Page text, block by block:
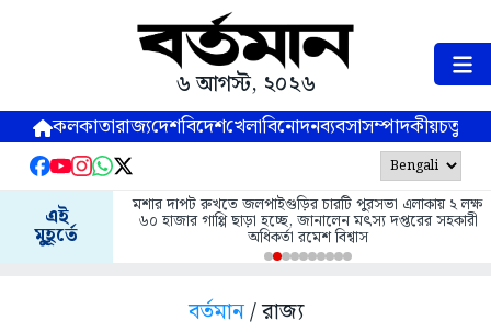
৬ আগস্ট, ২০২৬
কলকাতারাজ্যদেশবিদেশখেলাবিনোদনব্যবসাসম্পাদকীয়
এই
মুহূর্তে
মশার দাপট রুখতে জলপাইগুড়ির চারটি পুরসভা এলাকায় ২ লক্ষ
৬০ হাজার গাপ্পি ছাড়া হচ্ছে, জানালেন মৎস্য দপ্তরের সহকারী
অধিকর্তা রমেশ বিশ্বাস
বর্তমান/ রাজ্য